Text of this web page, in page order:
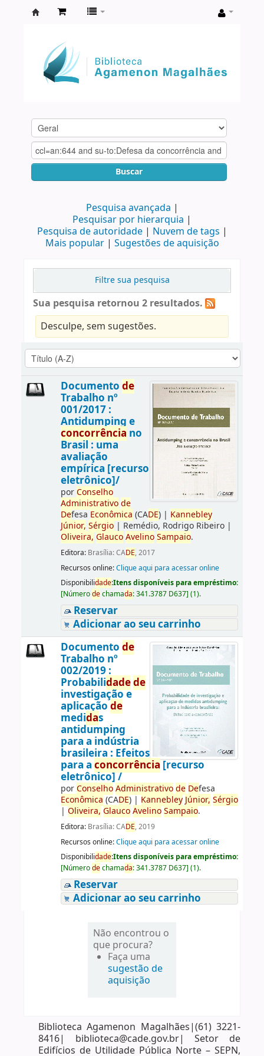
Agamenon
Magalhães
Buscar
Pesquisa avançada
Pesquisar por hierarquia
Pesquisa de autoridade
Nuvem de tags
Mais popular
Sugestões de aquisição
Filtre sua pesquisa
Sua pesquisa retornou 2 resultados.
Desculpe, sem sugestões.
Documento de
Trabalho nº
001/2017 :
Antidumping e
concorrência no
Brasil : uma
avaliação
empírica [recurso
eletrônico]/
porConselho
Administrativo de
Defesa Econômica (CADE)| Kannebley
Júnior, Sérgio| Remédio, Rodrigo Ribeiro|
Oliveira, Glauco Avelino Sampaio.
Editora: Brasília: CADE, 2017
Recursos online:Clique aqui para acessar online
Disponibilidade:Itens disponíveis para empréstimo:
[Númerodechamada:341.3787 D637] (1).
Reservar
Adicionar ao seu carrinho
Documento de
Trabalho nº
002/2019 :
Probabilidadede
investigação e
aplicação de
medidas
antidumping
para a indústria
brasileira : Efeitos
para a concorrência [recurso
eletrônico] /
porConselho Administrativo de Defesa
Econômica (CADE)| Kannebley Júnior, Sérgio
| Oliveira, Glauco Avelino Sampaio.
Editora: Brasília: CADE, 2019
Recursos online:Clique aqui para acessar online
Disponibilidade:Itens disponíveis para empréstimo:
[Númerodechamada:341.3787 D637] (1).
Reservar
Adicionar ao seu carrinho
Não encontrou o
que procura?
Faça uma
sugestão de
aquisição
Biblioteca Agamenon Magalhães|(61) 3221-
8416| biblioteca@cade.gov.br| Setor de
Edifícios de Utilidade Pública Norte – SEPN,